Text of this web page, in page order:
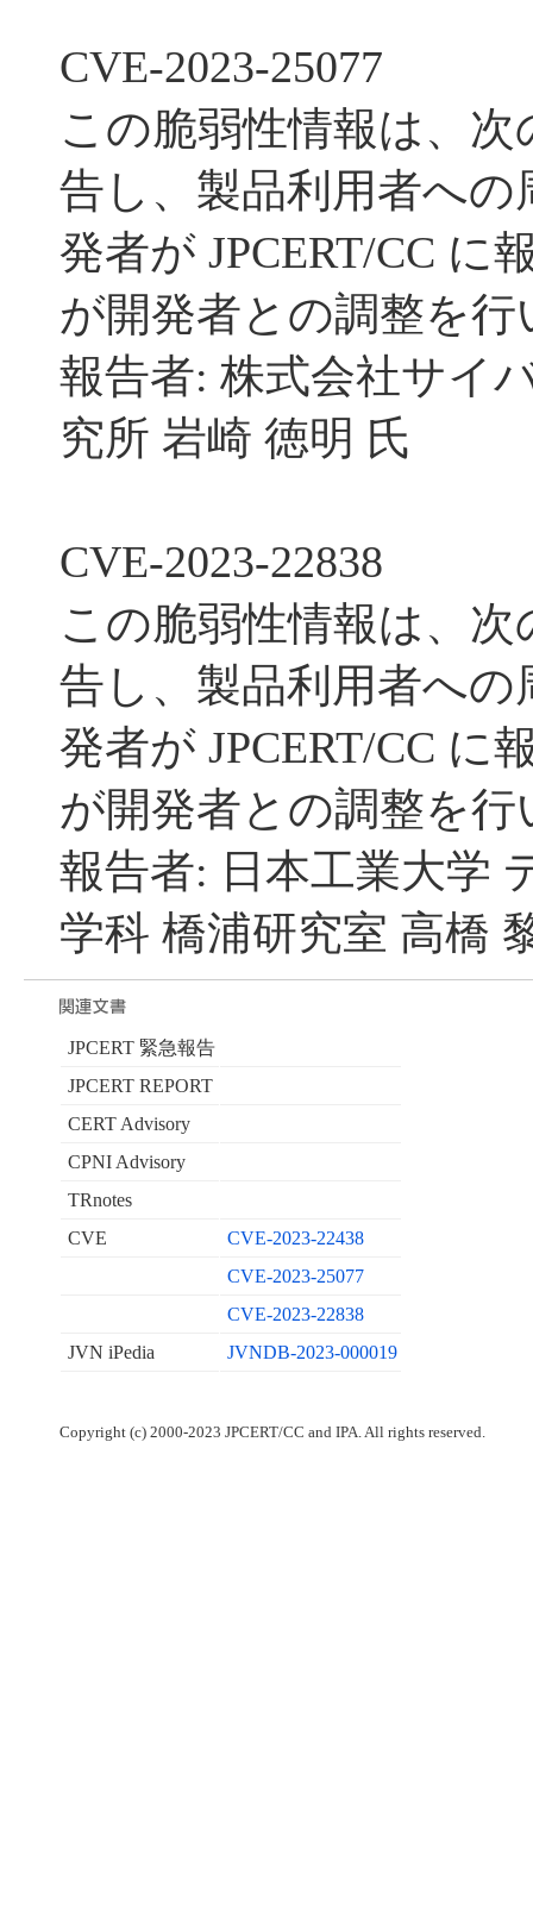
CVE-2023-25077
この脆弱性情報は、
告し、製品利用者への
発者が JPCERT/CC に
が開発者との調整を行
報告者: 株式会社サイ
究所 岩崎 徳明 氏
CVE-2023-22838
この脆弱性情報は、
告し、製品利用者への
発者が JPCERT/CC に
が開発者との調整を行
報告者: 日本工業大学
学科 橋浦研究室 高橋
JPCERT 緊急報告
JPCERT REPORT
CERT Advisory
CPNI Advisory
TRnotes
CVE
CVE-2023-22438
CVE-2023-25077
CVE-2023-22838
JVN iPedia
JVNDB-2023-000019
Copyright (c) 2000-2023 JPCERT/CC and IPA. All rights reserved.